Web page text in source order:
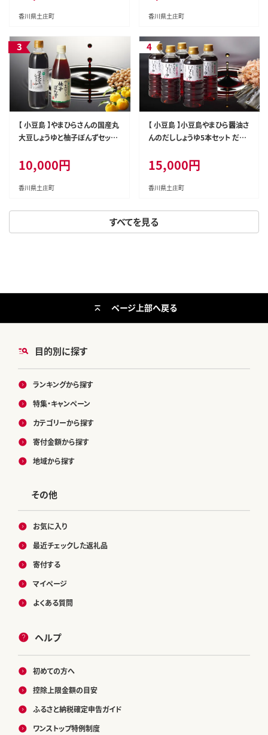
すべてを見る
香川県土庄町 香川県土庄町
【 小豆島 】やまひらさんの国産丸
大豆しょうゆと柚子ぽんずセット
10,000円
香川県土庄町
【 小豆島 】小豆島やまひら醤油さ
んのだししょうゆ5本セット だし
15,000円
香川県土庄町
目的別に探す
ランキングから探す
特集・キャンペーン
カテゴリーから探す
寄付金額から探す
地域から探す
その他
お気に入り
最近チェックした返礼品
寄付する
マイページ
よくある質問
ヘルプ
初めての方へ
控除上限金額の目安
ふるさと納税確定申告ガイド
ワンストップ特例制度
ページ上部へ戻る